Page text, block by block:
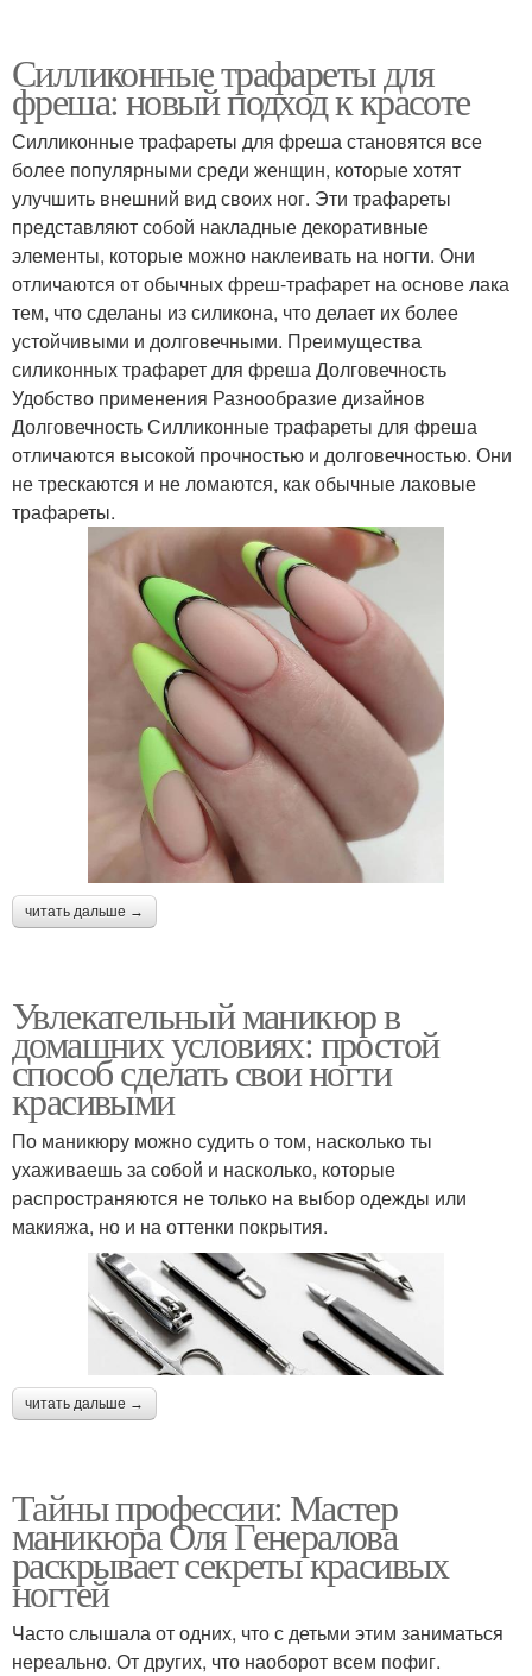
Силликонные трафареты для
фреша: новый подход к красоте
Силликонные трафареты для фреша становятся все
более популярными среди женщин, которые хотят
улучшить внешний вид своих ног. Эти трафареты
представляют собой накладные декоративные
элементы, которые можно наклеивать на ногти. Они
отличаются от обычных фреш-трафарет на основе лака
тем, что сделаны из силикона, что делает их более
устойчивыми и долговечными. Преимущества
силиконных трафарет для фреша Долговечность
Удобство применения Разнообразие дизайнов
Долговечность Силликонные трафареты для фреша
отличаются высокой прочностью и долговечностью. Они
не трескаются и не ломаются, как обычные лаковые
трафареты.
читать дальше →
Увлекательный маникюр в
домашних условиях: простой
способ сделать свои ногти
красивыми
По маникюру можно судить о том, насколько ты
ухаживаешь за собой и насколько, которые
распространяются не только на выбор одежды или
макияжа, но и на оттенки покрытия.
читать дальше →
Тайны профессии: Мастер
маникюра Оля Генералова
раскрывает секреты красивых
ногтей
Часто слышала от одних, что с детьми этим заниматься
нереально. От других, что наоборот всем пофиг.